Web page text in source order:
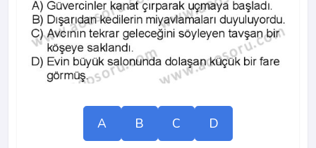
A B C D